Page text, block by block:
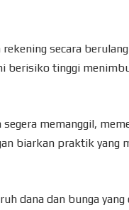
secara
berisiko tinggi
memanggil,
biarkan praktik yang
dana dan bunga